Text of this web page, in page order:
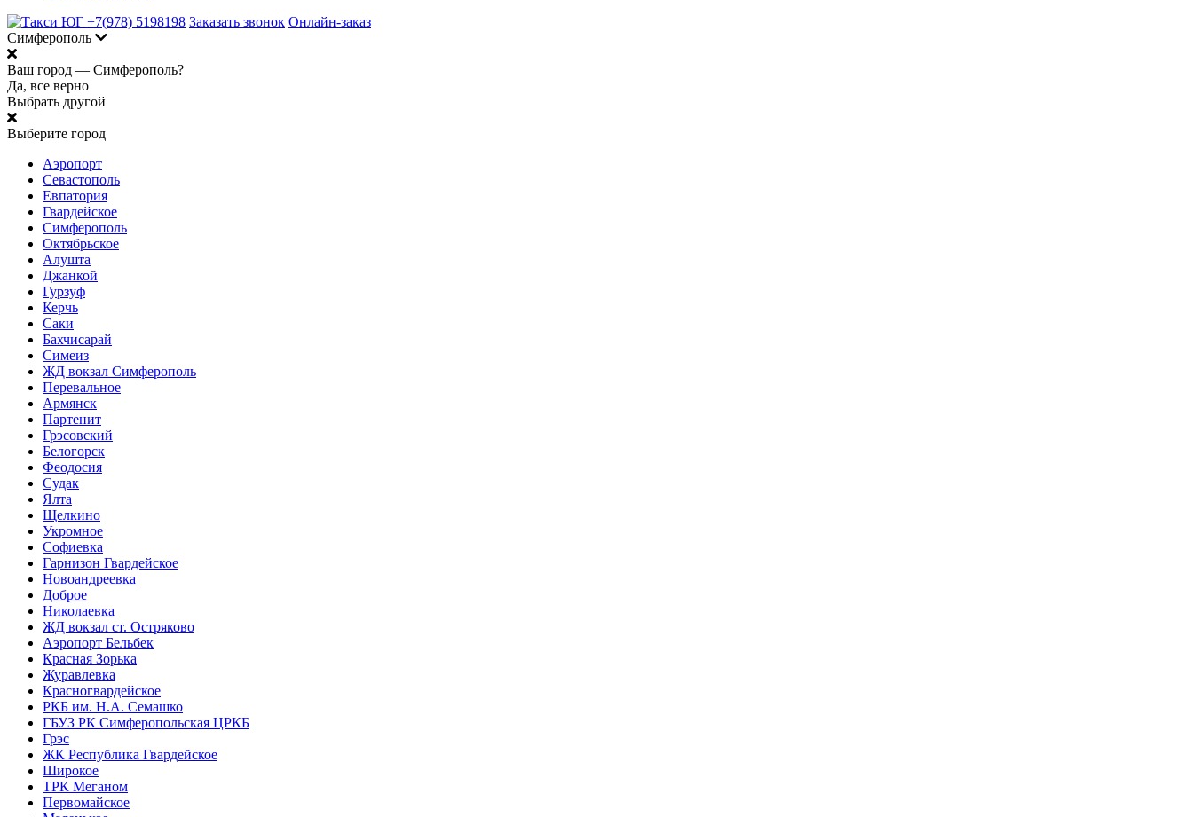
+7(978) 5198198 Заказать звонок Онлайн-заказ
Симферополь
Ваш город — Симферополь?
Да, все верно
Выбрать другой
Выберите город
Аэропорт
Севастополь
Евпатория
Гвардейское
Симферополь
Октябрьское
Алушта
Джанкой
Гурзуф
Керчь
Саки
Бахчисарай
Симеиз
ЖД вокзал Симферополь
Перевальное
Армянск
Партенит
Грэсовский
Белогорск
Феодосия
Судак
Ялта
Щелкино
Укромное
Софиевка
Гарнизон Гвардейское
Новоандреевка
Доброе
Николаевка
ЖД вокзал ст. Остряково
Аэропорт Бельбек
Красная Зорька
Журавлевка
Красногвардейское
РКБ им. Н.А. Семашко
ГБУЗ РК Симферопольская ЦРКБ
Грэс
ЖК Республика Гвардейское
Широкое
ТРК Меганом
Первомайское